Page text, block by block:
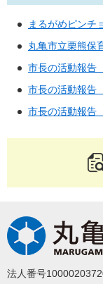
まるがめピンチ
丸亀市立栗熊保
市長の活動報告
市長の活動報告
市長の活動報告
法人番号